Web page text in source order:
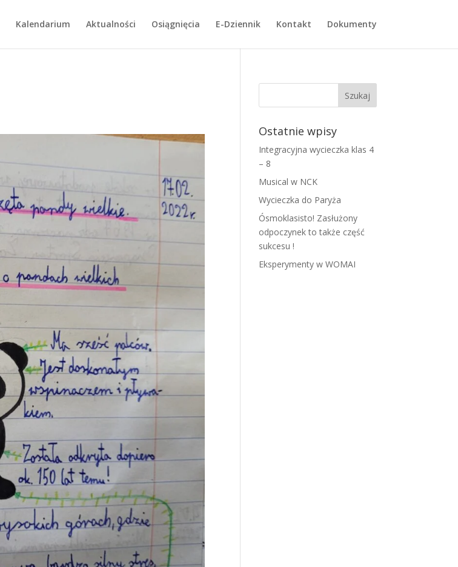
Kalendarium Aktualności Osiągnięcia E-Dziennik Kontakt Dokumenty
Ostatnie wpisy
Integracyjna wycieczka klas 4
– 8
Musical w NCK
Wycieczka do Paryża
Ósmoklasisto! Zasłużony
odpoczynek to także część
sukcesu !
Eksperymenty w WOMAI